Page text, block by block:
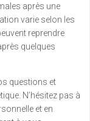
après une
varie selon les
reprendre
quelques
questions et
N’hésitez pas à
et en